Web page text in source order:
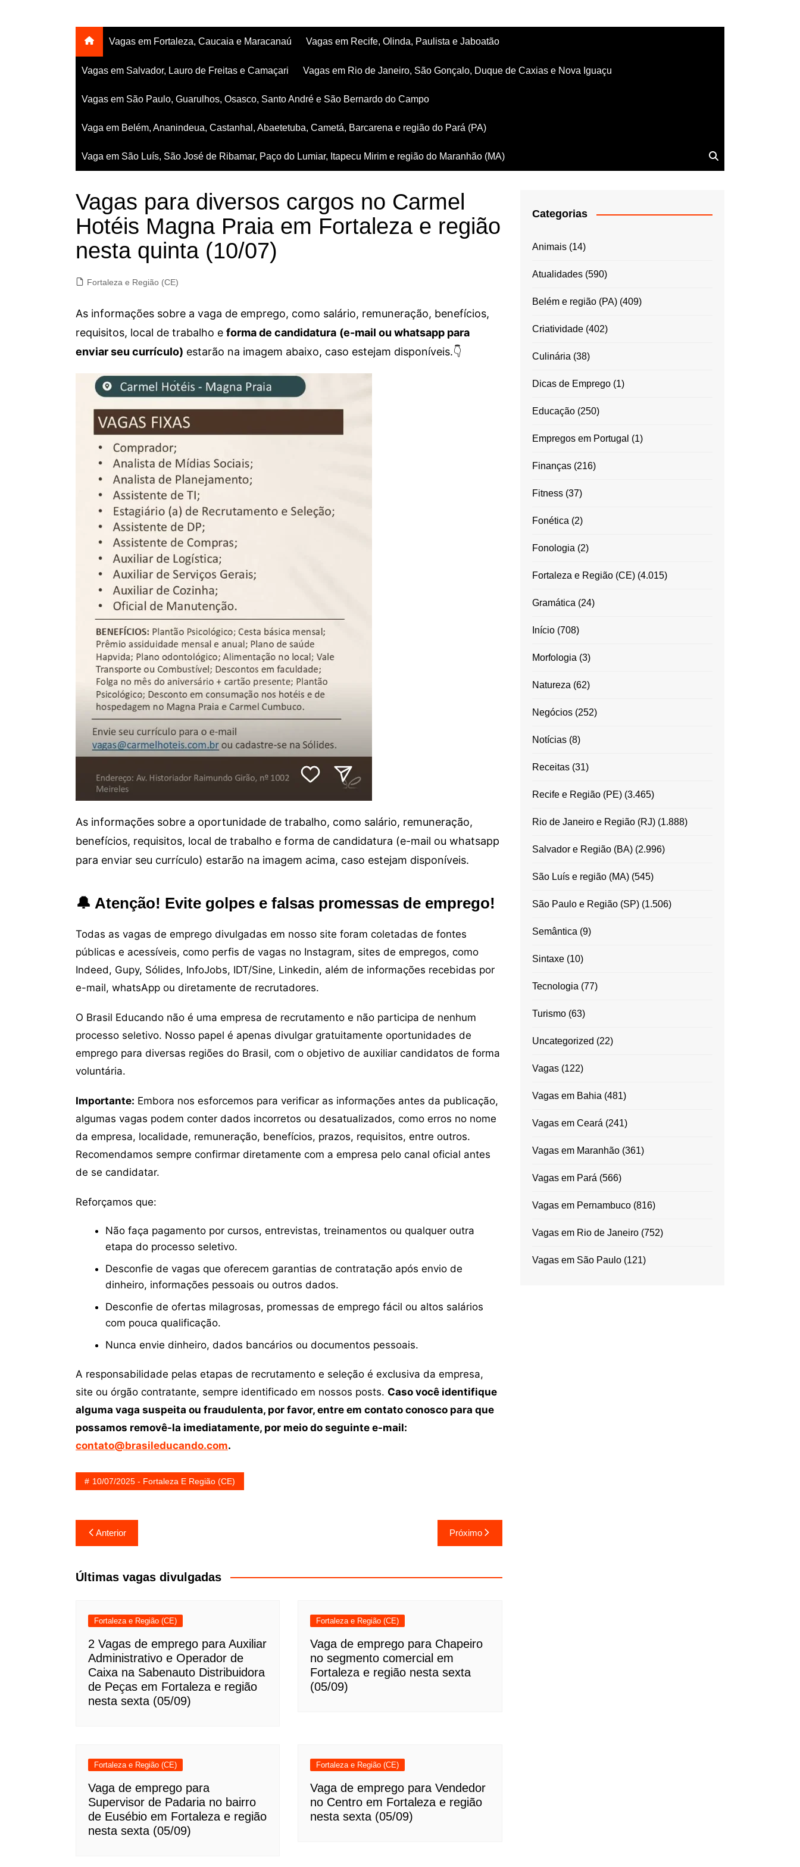
Vagas em Fortaleza, Caucaia e Maracanaú Vagas em Recife, Olinda, Paulista e Jaboatão
Vagas em Salvador, Lauro de Freitas e Camaçari Vagas em Rio de Janeiro, São Gonçalo, Duque de Caxias e Nova Iguaçu
Vagas em São Paulo, Guarulhos, Osasco, Santo André e São Bernardo do Campo
Vaga em Belém, Ananindeua, Castanhal, Abaetetuba, Cametá, Barcarena e região do Pará (PA)
Vaga em São Luís, São José de Ribamar, Paço do Lumiar, Itapecu Mirim e região do Maranhão (MA)
Vagas para diversos cargos no Carmel
Hotéis Magna Praia em Fortaleza e região
nesta quinta (10/07)
Fortaleza e Região (CE)
As informações sobre a vaga de emprego, como salário, remuneração, benefícios,
requisitos, local de trabalho e forma de candidatura (e-mail ou whatsapp para
enviar seu currículo) estarão na imagem abaixo, caso estejam disponíveis.👇
As informações sobre a oportunidade de trabalho, como salário, remuneração,
benefícios, requisitos, local de trabalho e forma de candidatura (e-mail ou whatsapp
para enviar seu currículo) estarão na imagem acima, caso estejam disponíveis.
🔔 Atenção! Evite golpes e falsas promessas de emprego!
Todas as vagas de emprego divulgadas em nosso site foram coletadas de fontes
públicas e acessíveis, como perfis de vagas no Instagram, sites de empregos, como
Indeed, Gupy, Sólides, InfoJobs, IDT/Sine, Linkedin, além de informações recebidas por
e-mail, whatsApp ou diretamente de recrutadores.
O Brasil Educando não é uma empresa de recrutamento e não participa de nenhum
processo seletivo. Nosso papel é apenas divulgar gratuitamente oportunidades de
emprego para diversas regiões do Brasil, com o objetivo de auxiliar candidatos de forma
voluntária.
Importante: Embora nos esforcemos para verificar as informações antes da publicação,
algumas vagas podem conter dados incorretos ou desatualizados, como erros no nome
da empresa, localidade, remuneração, benefícios, prazos, requisitos, entre outros.
Recomendamos sempre confirmar diretamente com a empresa pelo canal oficial antes
de se candidatar.
Reforçamos que:
Não faça pagamento por cursos, entrevistas, treinamentos ou qualquer outra
etapa do processo seletivo.
Desconfie de vagas que oferecem garantias de contratação após envio de
dinheiro, informações pessoais ou outros dados.
Desconfie de ofertas milagrosas, promessas de emprego fácil ou altos salários
com pouca qualificação.
Nunca envie dinheiro, dados bancários ou documentos pessoais.
A responsabilidade pelas etapas de recrutamento e seleção é exclusiva da empresa,
site ou órgão contratante, sempre identificado em nossos posts. Caso você identifique
alguma vaga suspeita ou fraudulenta, por favor, entre em contato conosco para que
possamos removê-la imediatamente, por meio do seguinte e-mail:
contato@brasileducando.com.
10/07/2025 - Fortaleza E Região (CE)
Navegação
de
Post
Anterior Próximo
Últimas vagas divulgadas
Fortaleza e Região (CE)
2 Vagas de emprego para Auxiliar
Administrativo e Operador de
Caixa na Sabenauto Distribuidora
de Peças em Fortaleza e região
nesta sexta (05/09)
Fortaleza e Região (CE)
Vaga de emprego para Chapeiro
no segmento comercial em
Fortaleza e região nesta sexta
(05/09)
Fortaleza e Região (CE)
Vaga de emprego para
Supervisor de Padaria no bairro
de Eusébio em Fortaleza e região
nesta sexta (05/09)
Fortaleza e Região (CE)
Vaga de emprego para Vendedor
no Centro em Fortaleza e região
nesta sexta (05/09)
Categorias
Animais(14)
Atualidades(590)
Belém e região (PA)(409)
Criatividade(402)
Culinária (38)
Dicas de Emprego(1)
Educação(250)
Empregos em Portugal (1)
Finanças(216)
Fitness(37)
Fonética (2)
Fonologia (2)
Fortaleza e Região (CE)(4.015)
Gramática (24)
Início(708)
Morfologia (3)
Natureza (62)
Negócios(252)
Notícias(8)
Receitas(31)
Recife e Região (PE)(3.465)
Rio de Janeiro e Região (RJ)(1.888)
Salvador e Região (BA)(2.996)
São Luís e região (MA)(545)
São Paulo e Região (SP)(1.506)
Semântica (9)
Sintaxe(10)
Tecnologia (77)
Turismo(63)
Uncategorized (22)
Vagas(122)
Vagas em Bahia (481)
Vagas em Ceará (241)
Vagas em Maranhão(361)
Vagas em Pará (566)
Vagas em Pernambuco(816)
Vagas em Rio de Janeiro(752)
Vagas em São Paulo(121)